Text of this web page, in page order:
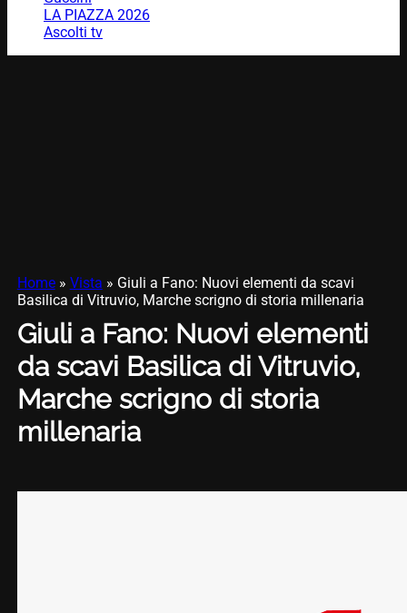
LA PIAZZA 2026
Ascolti tv
Home» Vista » Giuli a Fano: Nuovi elementi da scavi
Basilica di Vitruvio, Marche scrigno di storia millenaria
Giuli a Fano: Nuovi elementi
da scavi Basilica di Vitruvio,
Marche scrigno di storia
millenaria